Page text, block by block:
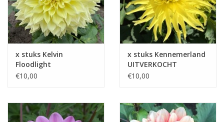
x stuks Kelvin
Floodlight
UITVERKOCHT
€10,00
x stuks Kennemerland
UITVERKOCHT
€10,00